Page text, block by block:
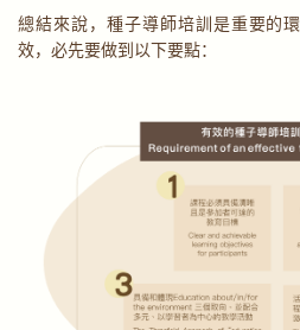
總結來說，種子導師培訓是重要的
效，必先要做到以下要點：